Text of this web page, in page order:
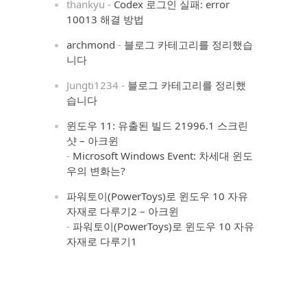
thankyu - Codex 로그인 실패: error
10013 해결 방법
archmond - 블로그 카테고리를 정리했습
니다
Jungti1234 - 블로그 카테고리를 정리했
습니다
윈도우 11: 유출된 빌드 21996.1 스크린
샷 – 아크윈
- Microsoft Windows Event: 차세대 윈도
우의 변화는?
파워토이(PowerToys)로 윈도우 10 자유
자재로 다루기2 – 아크윈
- 파워토이(PowerToys)로 윈도우 10 자유
자재로 다루기1